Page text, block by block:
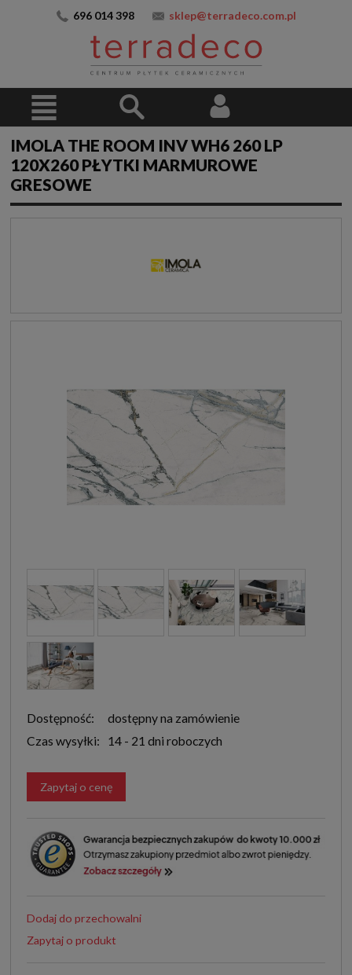
696 014 398 sklep@terradeco.com.pl
IMOLA THE ROOM INV WH6 260 LP
120X260 PŁYTKI MARMUROWE
GRESOWE
Dostępność:
dostępny na zamówienie
Czas wysyłki:
14 - 21 dni roboczych
Zapytaj o cenę
Dodaj do przechowalni
Zapytaj o produkt